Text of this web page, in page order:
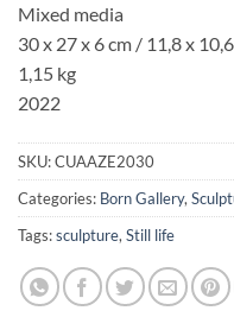
Mixed media
30 x 27 x 6 cm / 11,8 x
1,15 kg
2022
SKU:CUAAZE2030
Categories: Born Gallery,
Tags:sculpture, Still life